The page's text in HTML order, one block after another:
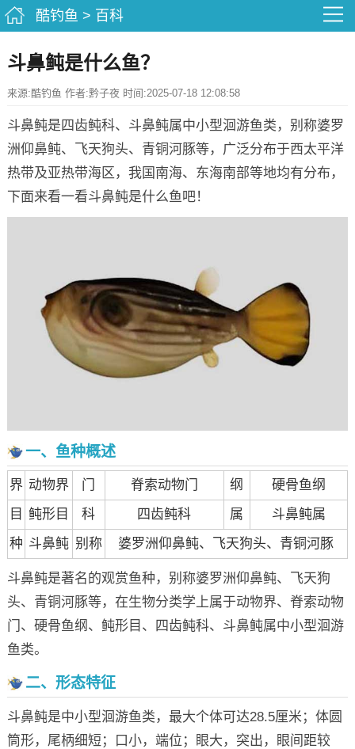
酷钓鱼 > 百科
斗鼻鲀是什么鱼？
来源:酷钓鱼 作者:黔子夜 时间:2025-07-18 12:08:58
斗鼻鲀是四齿鲀科、斗鼻鲀属中小型洄游鱼类，别称婆罗
洲仰鼻鲀、飞天狗头、青铜河豚等，广泛分布于西太平洋
热带及亚热带海区，我国南海、东海南部等地均有分布，
下面来看一看斗鼻鲀是什么鱼吧！
一、鱼种概述
界 动物界 门 脊索动物门 纲
硬骨鱼纲
目 鲀形目 科 四齿鲀科 属
斗鼻鲀属
种 斗鼻鲀 别称 婆罗洲仰鼻鲀、飞天狗头、青铜河豚
斗鼻鲀是著名的观赏鱼种，别称婆罗洲仰鼻鲀、飞天狗
头、青铜河豚等，在生物分类学上属于动物界、脊索动物
门、硬骨鱼纲、鲀形目、四齿鲀科、斗鼻鲀属中小型洄游
鱼类。
二、形态特征
斗鼻鲀是中小型洄游鱼类，最大个体可达28.5厘米；体圆
筒形，尾柄细短；口小，端位；眼大，突出，眼间距较